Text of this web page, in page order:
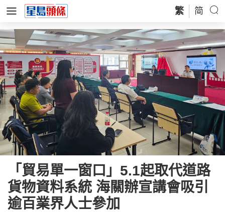
繁 简
「貿易單一窗口」5.1起取代道路
貨物資料系統 海關辦宣講會吸引
逾百業界人士參加